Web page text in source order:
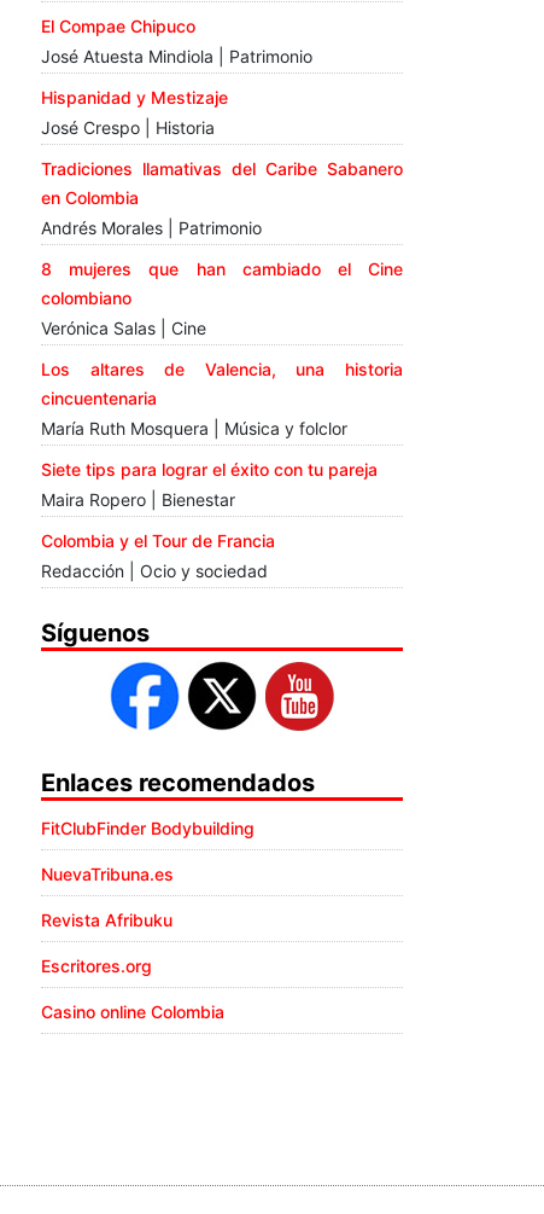
El Compae Chipuco
José Atuesta Mindiola | Patrimonio
Hispanidad y Mestizaje
José Crespo | Historia
Tradiciones llamativas del Caribe Sabanero
en Colombia
Andrés Morales | Patrimonio
8 mujeres que han cambiado el Cine
colombiano
Verónica Salas | Cine
Los altares de Valencia, una historia
cincuentenaria
María Ruth Mosquera | Música y folclor
Siete tips para lograr el éxito con tu pareja
Maira Ropero | Bienestar
Colombia y el Tour de Francia
Redacción | Ocio y sociedad
Síguenos
Enlaces recomendados
FitClubFinder Bodybuilding
NuevaTribuna.es
Revista Afribuku
Escritores.org
Casino online Colombia